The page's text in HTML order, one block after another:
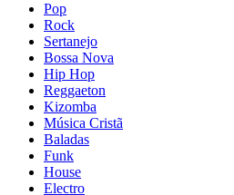
Pop
Rock
Sertanejo
Bossa Nova
Hip Hop
Reggaeton
Kizomba
Música Cristã
Baladas
Funk
House
Electro